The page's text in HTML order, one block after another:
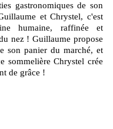
gastronomiques de son
et Chrystel, c'est
humaine, raffinée et
nez ! Guillaume propose
son panier du marché, et
sommelière Chrystel crée
de grâce !